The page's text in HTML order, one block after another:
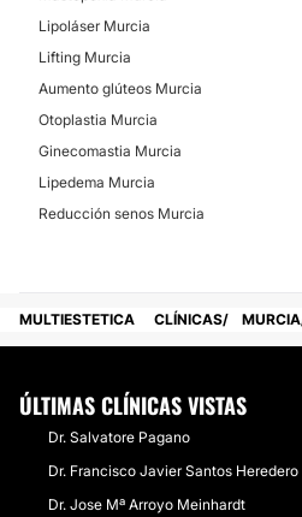
Lipoláser Murcia
Lifting Murcia
Aumento glúteos Murcia
Otoplastia Murcia
Ginecomastia Murcia
Lipedema Murcia
Reducción senos Murcia
MULTIESTETICA CLÍNICAS MURCIA
ÚLTIMAS CLÍNICAS VISTAS
Dr. Salvatore Pagano
Dr. Francisco Javier Santos Heredero
Dr. Jose Mª Arroyo Meinhardt